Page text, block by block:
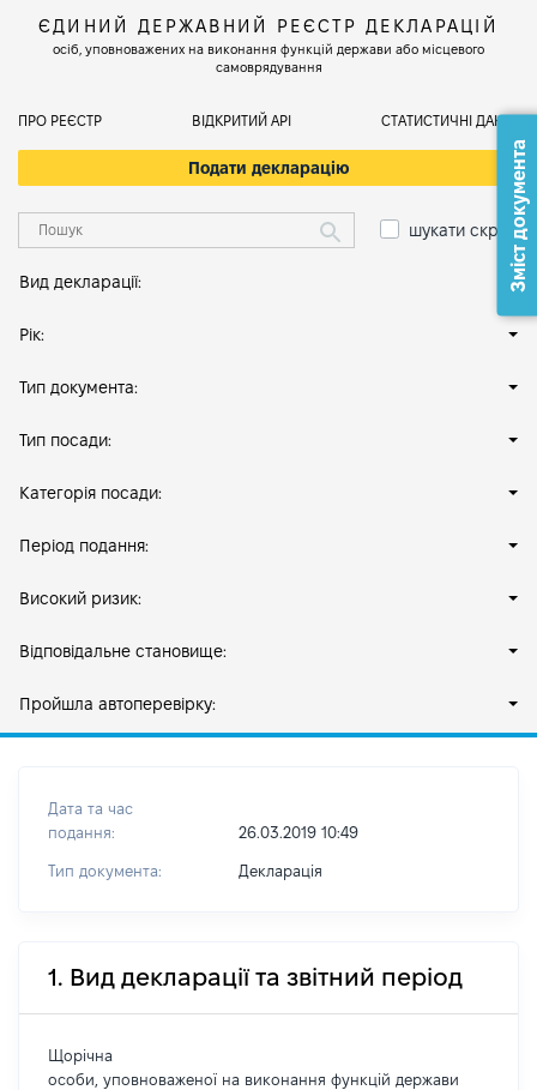
ЄДИНИЙ ДЕРЖАВНИЙ РЕЄСТР ДЕКЛАРАЦІЙ
осіб, уповноважених на виконання функцій держави або місцевого
самоврядування
ПРО РЕЄСТР ВІДКРИТИЙ АРІ СТАТИСТИЧНІ ДАНІ
Подати декларацію
шукати скрізь
Вид декларації:
Рік:
Тип документа:
Тип посади:
Категорія посади:
Період подання:
Високий ризик:
Відповідальне становище:
Пройшла автоперевірку:
Дата та час
подання:
26.03.2019 10:49
Тип документа: Декларація
1. Вид декларації та звітний період
Щорічна
особи, уповноваженої на виконання функцій держави
Зміст документа